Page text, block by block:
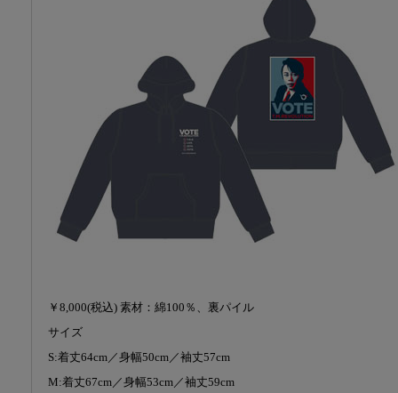
￥8,000(税込) 素材：綿100％、裏パイル
サイズ
S:着丈64cm／身幅50cm／袖丈57cm
M:着丈67cm／身幅53cm／袖丈59cm